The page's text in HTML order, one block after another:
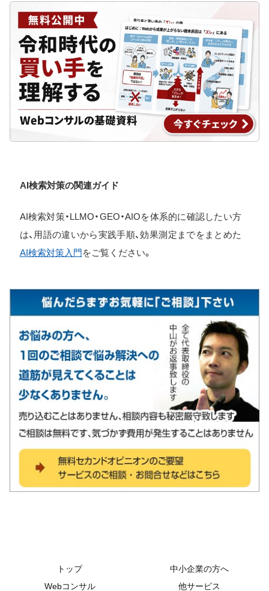
AI検索対策の関連ガイド
AI検索対策・LLMO・GEO・AIOを体系的に確認したい方
は、用語の違いから実践手順、効果測定までをまとめた
AI検索対策入門をご覧ください。
トップ
中小企業の方へ
Webコンサル
他サービス